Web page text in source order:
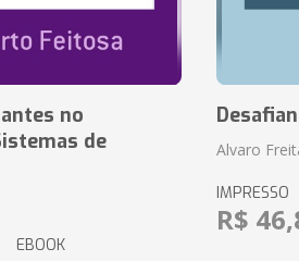
no
de
EBOOK
Alvaro
IMPRESSO
R$